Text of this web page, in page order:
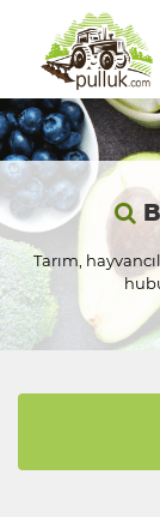
Tarım,